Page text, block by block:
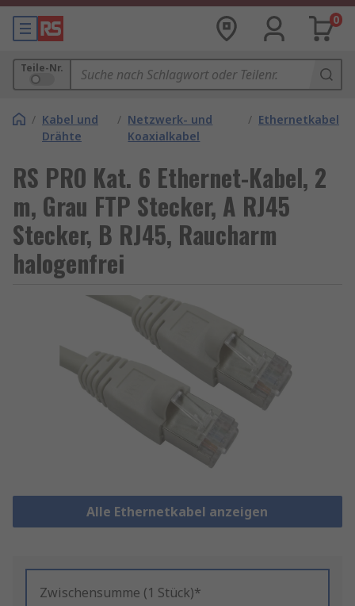
0
Teile-Nr.
/ Kabel und
Drähte
/ Netzwerk- und
Koaxialkabel
/ Ethernetkabel
RS PRO Kat. 6 Ethernet-Kabel, 2
m, Grau FTP Stecker, A RJ45
Stecker, B RJ45, Raucharm
halogenfrei
Alle Ethernetkabel anzeigen
Zwischensumme (1 Stück)*